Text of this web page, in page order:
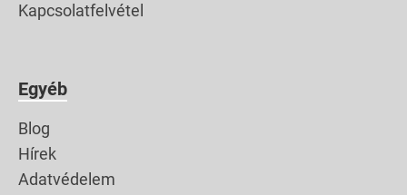
Kapcsolatfelvétel
Egyéb
Blog
Hírek
Adatvédelem